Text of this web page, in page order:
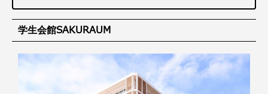
学生会館SAKURAUM